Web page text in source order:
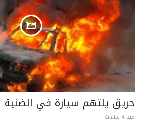
حريق يلتهم سيارة في الضنية
منذ 4 ساعات